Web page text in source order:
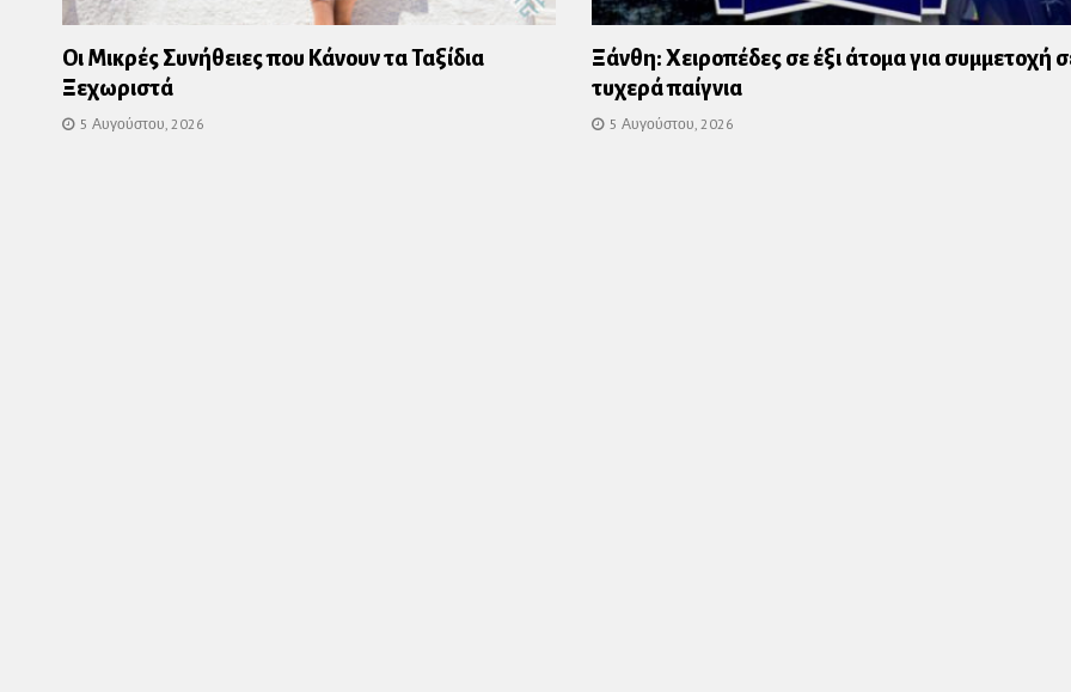
Οι Μικρές Συνήθειες που Κάνουν τα Ταξίδια
Ξεχωριστά
5 Αυγούστου, 2026
Ξάνθη: Χειροπέδες σε έξι άτομα για συμμετοχή
τυχερά παίγνια
5 Αυγούστου, 2026